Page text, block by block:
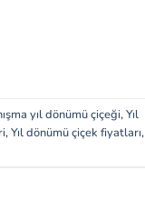
yıl dönümü çiçeği,Yıl
,Yıl dönümü çiçek fiyatları,